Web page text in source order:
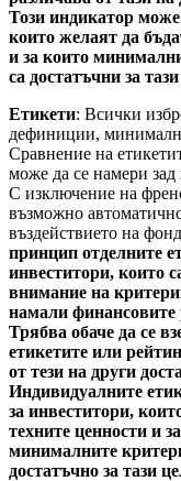
Този индикатор
които желаят да
и за които
са достатъчни за
Етикети: Всички
дефиниции,
Сравнение на
може да се намери
С изключение на
възможно
въздействието на
принцип отделните
инвеститори, които
внимание на
намали финансовите
Трябва обаче да се
етикетите или
от тези на други
Индивидуалните
за инвеститори,
техните ценности и
минималните
достатъчно за тази